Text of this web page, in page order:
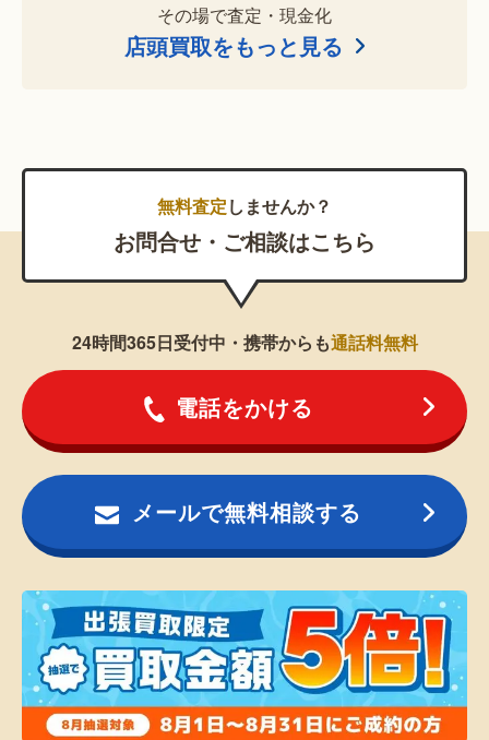
その場で査定・現金化
店頭買取をもっと見る
無料査定しませんか？
お問合せ・ご相談はこちら
24時間365日受付中・携帯からも通話料無料
電話をかける
メールで無料相談する